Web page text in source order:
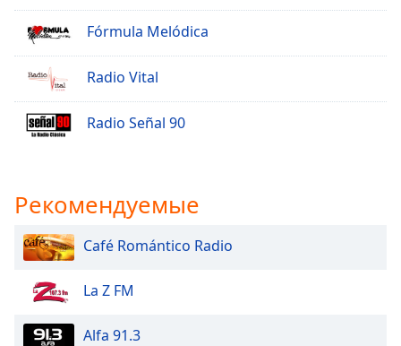
Fórmula Melódica
Radio Vital
Radio Señal 90
Рекомендуемые
Café Romántico Radio
La Z FM
Alfa 91.3